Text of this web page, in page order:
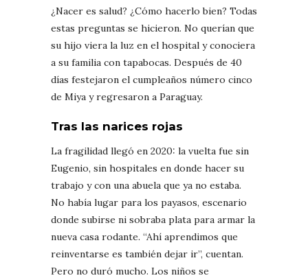
¿Nacer es salud? ¿Cómo hacerlo bien? Todas
estas preguntas se hicieron. No querían que
su hijo viera la luz en el hospital y conociera
a su familia con tapabocas. Después de 40
días festejaron el cumpleaños número cinco
de Miya y regresaron a Paraguay.
Tras las narices rojas
La fragilidad llegó en 2020: la vuelta fue sin
Eugenio, sin hospitales en donde hacer su
trabajo y con una abuela que ya no estaba.
No había lugar para los payasos, escenario
donde subirse ni sobraba plata para armar la
nueva casa rodante. “Ahí aprendimos que
reinventarse es también dejar ir”, cuentan.
Pero no duró mucho. Los niños se